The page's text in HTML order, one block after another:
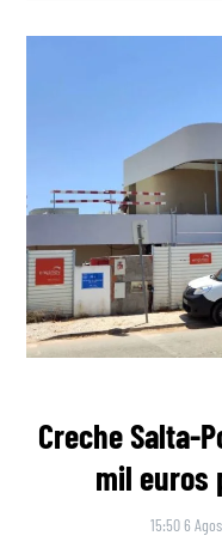
Creche Salta-
mil euros
15:50 6